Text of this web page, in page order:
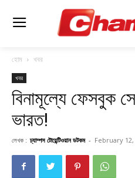
হোম খবর
খবর
বিনামূল্যে ফেসবুক
ভারত!
লেখক : চ্যাম্পস টোয়েন্টিওয়ান ডটকম - February 12,